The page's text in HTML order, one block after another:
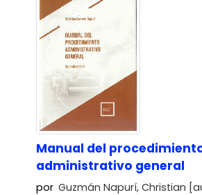
Manual del
administrativo general
por Guzmán Napurí, Christian